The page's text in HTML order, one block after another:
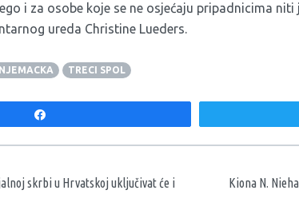
i za osobe koje se ne osjećaju pripadnicima
ureda Christine Lueders.
NJEMACKA TRECI SPOL
skrbi u Hrvatskoj uključivat će i
Kiona N.